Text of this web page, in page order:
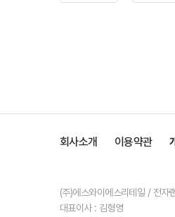
회사소개 이용약관
(주)에스와이에스리테일 / 전자
대표이사 : 김형영